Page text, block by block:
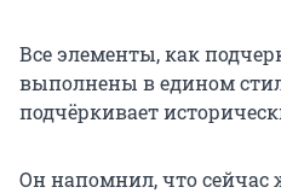
Все элементы, как
выполнены в едином
подчёркивает
Он напомнил, что сейчас